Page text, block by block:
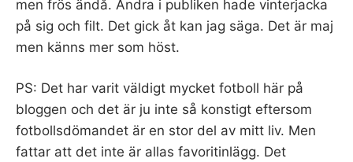
men frös ändå. Andra i publiken hade vinterjacka
på sig och filt. Det gick åt kan jag säga. Det är maj
men känns mer som höst.
PS: Det har varit väldigt mycket fotboll här på
bloggen och det är ju inte så konstigt eftersom
fotbollsdömandet är en stor del av mitt liv. Men
fattar att det inte är allas favoritinlägg. Det